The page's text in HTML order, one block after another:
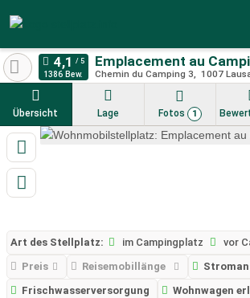
Emplacement au
Chemin du Camping 3 1007
1386 Bew.
Übersicht Lage Fotos 1
Art des Stellplatz: im Campingplatz
vor
Preis
Reisemobillänge
Frischwasserversorgung
Wohnwagen